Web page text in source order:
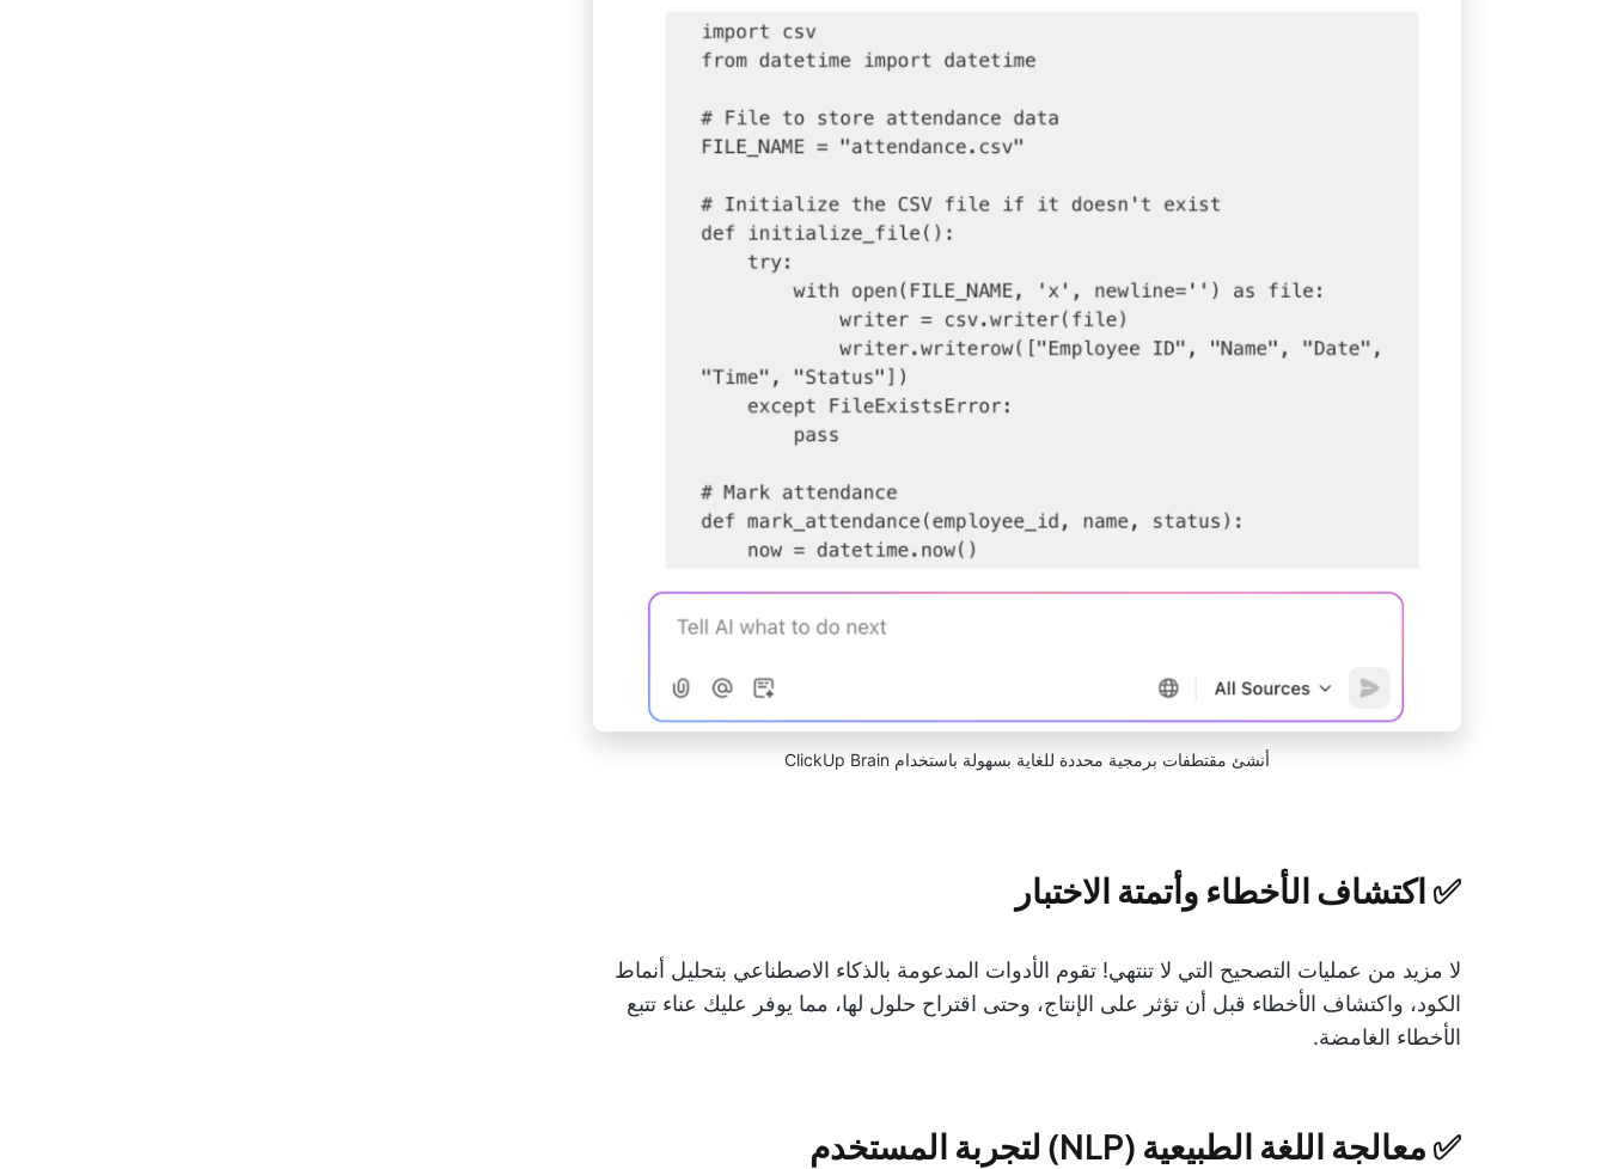
أنشئ مقتطفات برمجية محددة للغاية بسهولة باستخدام ClickUp Brain
✅ اكتشاف الأخطاء وأتمتة الاختبار
لا مزيد من عمليات التصحيح التي لا تنتهي! تقوم الأدوات المدعومة بالذكاء الاصطناعي بتحليل أنماط
الكود، واكتشاف الأخطاء قبل أن تؤثر على الإنتاج، وحتى اقتراح حلول لها، مما يوفر عليك عناء تتبع
الأخطاء الغامضة.
✅ معالجة اللغة الطبيعية (NLP) لتجربة المستخدم